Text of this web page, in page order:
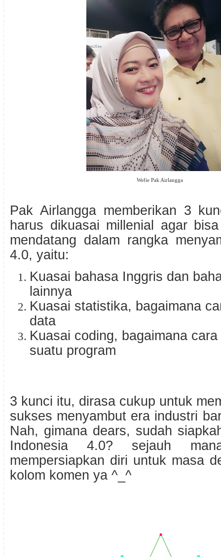
Wefie Pak Airlangga
Pak Airlangga memberikan 3
harus dikuasai millenial agar
mendatang dalam rangka
4.0, yaitu:
Kuasai bahasa Inggris dan
lainnya
Kuasai statistika, bagaimana
data
Kuasai coding, bagaimana
suatu program
3 kunci itu, dirasa cukup untuk
sukses menyambut era industri
Nah, gimana dears, sudah
Indonesia 4.0? sejauh
mempersiapkan diri untuk masa
kolom komen ya ^_^